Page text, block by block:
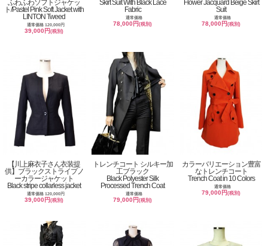
ふわふわソフトジャケッ
ト/Pastel Pink Soft Jacket with
LINTON Tweed
通常価格 120,000円
39,000円(税別)
Skirt Suit With Black Lace
Fabric
通常価格
78,000円(税別)
Flower Jacquard Beige Skirt
Suit
通常価格
78,000円(税別)
【川上麻衣子さん衣装提
供】ブラックストライプノ
ーカラージャケット
Black stripe collarless jacket
通常価格 120,000円
39,000円(税別)
トレンチコート シルキー加
工ブラック
Black Polyester Silk
Processed Trench Coat
通常価格
79,000円(税別)
カラーバリエーション豊富
なトレンチコート
Trench Coat in 10 Colors
通常価格
79,000円(税別)